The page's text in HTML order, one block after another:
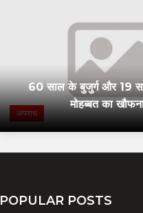
अपराध
60 साल के बुजुर्ग और 19
मोहब्बत का
POPULAR POSTS